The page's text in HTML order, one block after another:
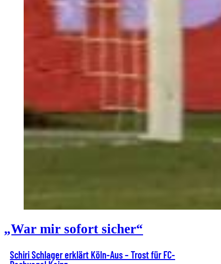
„War mir sofort sicher“
Schiri Schlager erklärt Köln-Aus – Trost für FC-